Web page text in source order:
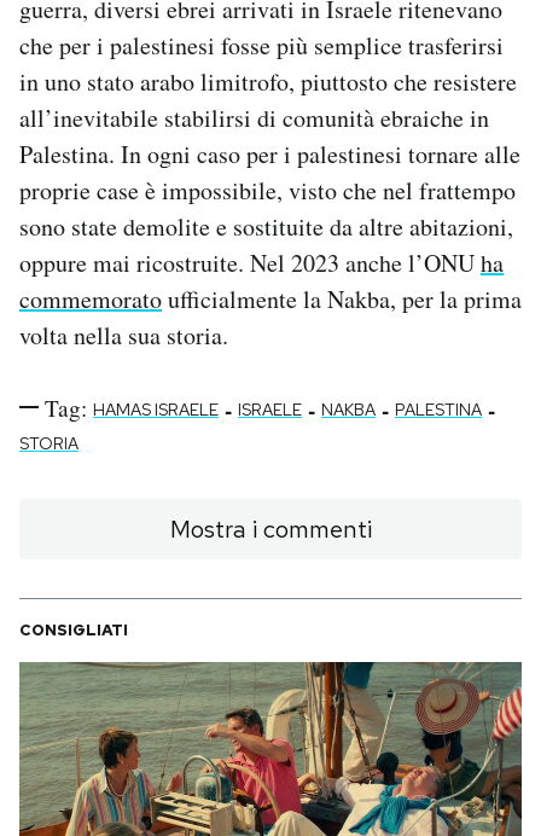
guerra, diversi ebrei arrivati in Israele ritenevano
che per i palestinesi fosse più semplice trasferirsi
in uno stato arabo limitrofo, piuttosto che resistere
all’inevitabile stabilirsi di comunità ebraiche in
Palestina. In ogni caso per i palestinesi tornare alle
proprie case è impossibile, visto che nel frattempo
sono state demolite e sostituite da altre abitazioni,
oppure mai ricostruite. Nel 2023 anche l’ONUha
commemoratoufficialmente la Nakba, per la prima
volta nella sua storia.
Tag: HAMAS ISRAELE - ISRAELE - NAKBA - PALESTINA -
STORIA
Mostra i commenti
CONSIGLIATI